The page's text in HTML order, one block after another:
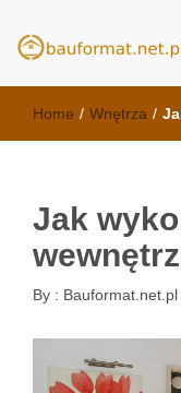
meble
Home / Wnętrza /
Jak
By : Bauformat.net.pl